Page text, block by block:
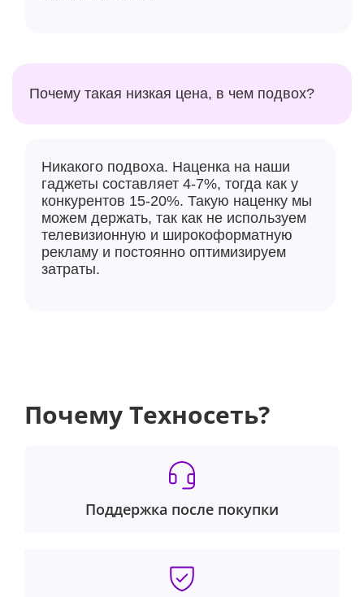
Почему такая низкая цена, в чем подвох?
Никакого подвоха. Наценка на наши
гаджеты составляет 4-7%, тогда как у
конкурентов 15-20%. Такую наценку мы
можем держать, так как не используем
телевизионную и широкоформатную
рекламу и постоянно оптимизируем
затраты.
Почему Техносеть?
Поддержка после покупки